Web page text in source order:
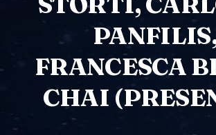
FRANCESCA
CHAI